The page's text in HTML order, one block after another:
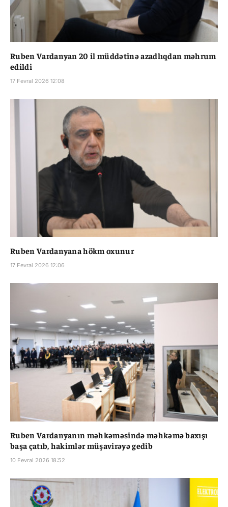
Ruben Vardanyan 20 il müddətinə azadlıqdan məhrum
edildi
17 Fevral 2026 12:08
Ruben Vardanyana hökm oxunur
17 Fevral 2026 12:06
Ruben Vardanyanın məhkəməsində məhkəmə baxışı
başa çatıb, hakimlər müşavirəyə gedib
10 Fevral 2026 18:52